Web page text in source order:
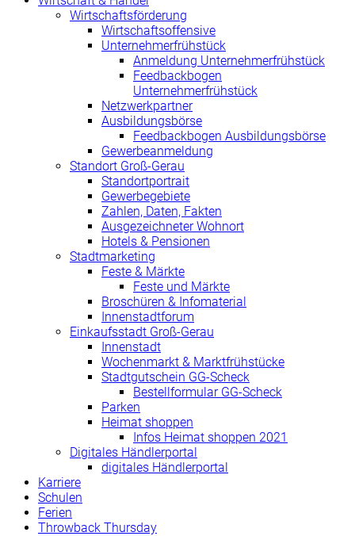
Wirtschaftsförderung
Wirtschaftsoffensive
Unternehmerfrühstück
Anmeldung Unternehmerfrühstück
Feedbackbogen
Unternehmerfrühstück
Netzwerkpartner
Ausbildungsbörse
Feedbackbogen Ausbildungsbörse
Gewerbeanmeldung
Standort Groß-Gerau
Standortportrait
Gewerbegebiete
Zahlen, Daten, Fakten
Ausgezeichneter Wohnort
Hotels & Pensionen
Stadtmarketing
Feste & Märkte
Feste und Märkte
Broschüren & Infomaterial
Innenstadtforum
Einkaufsstadt Groß-Gerau
Innenstadt
Wochenmarkt & Marktfrühstücke
Stadtgutschein GG-Scheck
Bestellformular GG-Scheck
Parken
Heimat shoppen
Infos Heimat shoppen 2021
Digitales Händlerportal
digitales Händlerportal
Karriere
Schulen
Ferien
Throwback Thursday